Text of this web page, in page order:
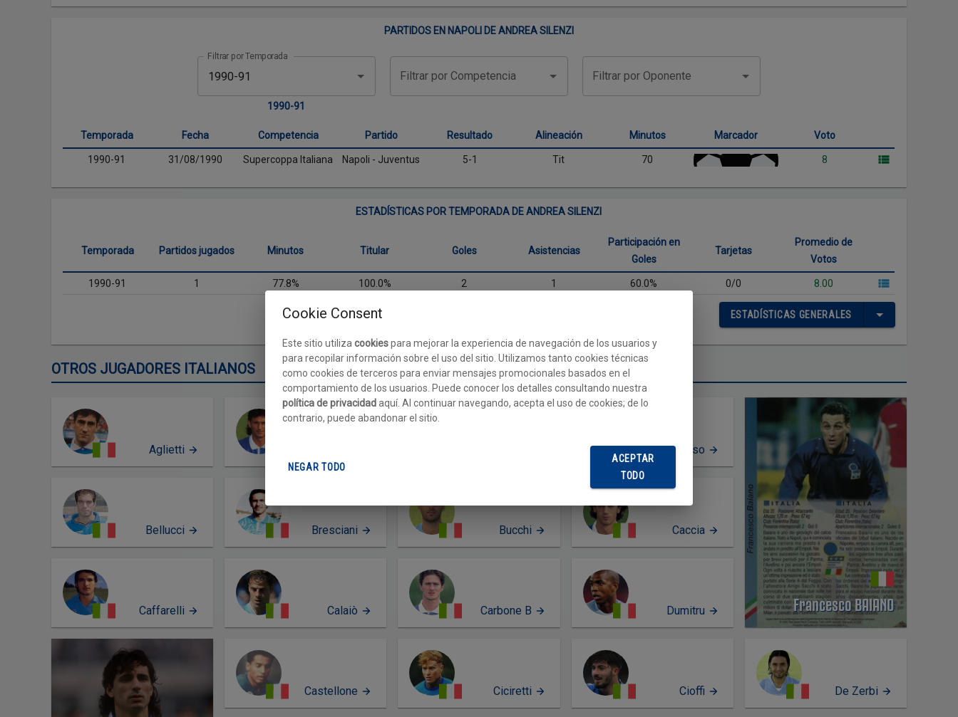
PARTIDOS EN NAPOLI DE ANDREA SILENZI
Filtrar por Temporada
1990-91
Filtrar por Competencia Filtrar por Oponente
Temporada Fecha Competencia Partido Resultado Alineación Minutos Marcador Voto
1990-91 31/08/1990 Supercoppa Italiana Napoli - Juventus 5-1 Tit 70 8
ESTADÍSTICAS POR TEMPORADA DE ANDREA SILENZI
Temporada Partidos jugados Minutos Titular Goles Asistencias
Participación en
Goles
Tarjetas
Promedio de
Votos
1990-91 1 77.8% 100.0% 2 1 60.0% 0/0 8.00
ESTADÍSTICAS GENERALES
OTROS JUGADORES ITALIANOS
Aglietti Amoruso
Francesco BAIANO
Bellucci Bresciani Bucchi Caccia
Caffarelli Calaiò Carbone B Dumitru
Castellone Ciciretti Cioffi De Zerbi
Cookie Consent
Este sitio utiliza cookiespara mejorar la experiencia de navegación de los usuarios y
para recopilar información sobre el uso del sitio. Utilizamos tanto cookies técnicas
como cookies de terceros para enviar mensajes promocionales basados en el
comportamiento de los usuarios. Puede conocer los detalles consultando nuestra
política de privacidadaquí. Al continuar navegando, acepta el uso de cookies; de lo
contrario, puede abandonar el sitio.
NEGAR TODO
ACEPTAR
TODO